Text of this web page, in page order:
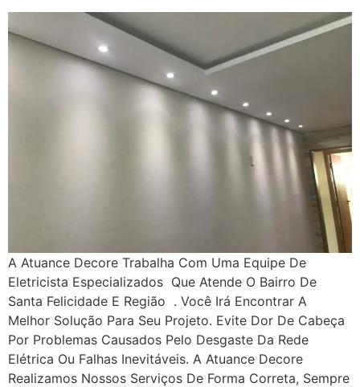
A Atuance Decore Trabalha Com Uma Equipe De
Eletricista Especializados Que Atende O Bairro De
Santa Felicidade E Região . Você Irá Encontrar A
Melhor Solução Para Seu Projeto. Evite Dor De Cabeça
Por Problemas Causados Pelo Desgaste Da Rede
Elétrica Ou Falhas Inevitáveis. A Atuance Decore
Realizamos Nossos Serviços De Forma Correta, Sempre